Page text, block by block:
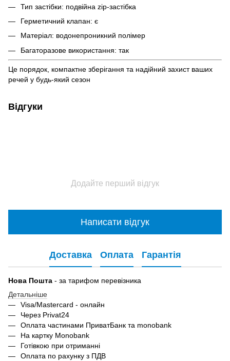
Тип застібки: подвійна zip-застібка
Герметичний клапан: є
Матеріал: водонепроникний полімер
Багаторазове використання: так
Це порядок, компактне зберігання та надійний захист ваших
речей у будь-який сезон
Відгуки
Додайте перший відгук
Написати відгук
Доставка Оплата Гарантія
Нова Пошта - за тарифом перевізника
Детальніше
Visa/Mastercard - онлайн
Через Privat24
Оплата частинами ПриватБанк та monobank
На картку Monobank
Готівкою при отриманні
Оплата по рахунку з ПДВ